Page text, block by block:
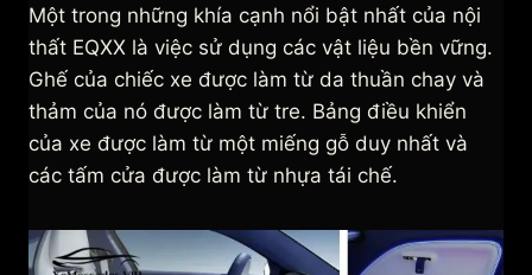
Một trong những khía cạnh nổi bật nhất của nội
thất EQXX là việc sử dụng các vật liệu bền vững.
Ghế của chiếc xe được làm từ da thuần chay và
thảm của nó được làm từ tre. Bảng điều khiển
của xe được làm từ một miếng gỗ duy nhất và
các tấm cửa được làm từ nhựa tái chế.